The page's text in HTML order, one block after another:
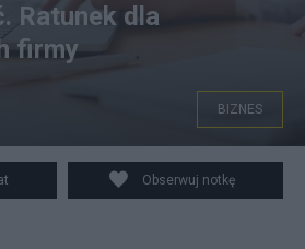
Ratunek dla
firmy
BIZNES
Obserwuj notkę